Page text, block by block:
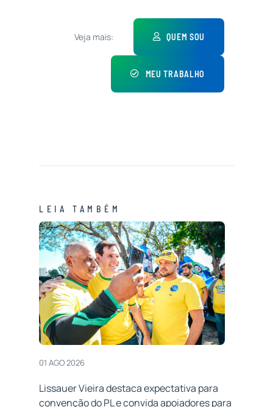
Veja mais: QUEM SOU
MEU TRABALHO
LEIA TAMBÉM
01 AGO 2026
Lissauer Vieira destaca expectativa para
convenção do PL e convida apoiadores para